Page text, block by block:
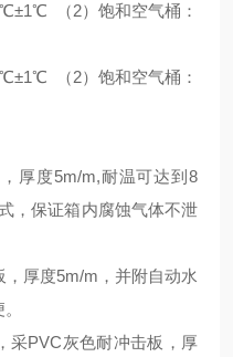
（2）饱和空气桶：
（2）饱和空气桶：
厚度5m/m,耐温可达到8
，保证箱内腐蚀气体不泄
厚度5m/m，并附自动水
采PVC灰色耐冲击板，厚